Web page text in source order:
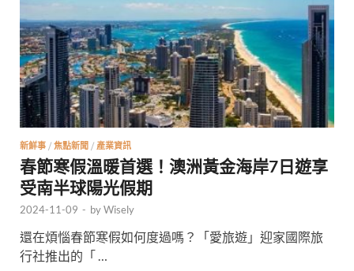
新鮮事 / 焦點新聞 / 產業資訊
春節寒假溫暖首選！澳洲黃金海岸7日遊享
受南半球陽光假期
2024-11-09 - byWisely
還在煩惱春節寒假如何度過嗎？「愛旅遊」迎家國際旅
行社推出的「 …